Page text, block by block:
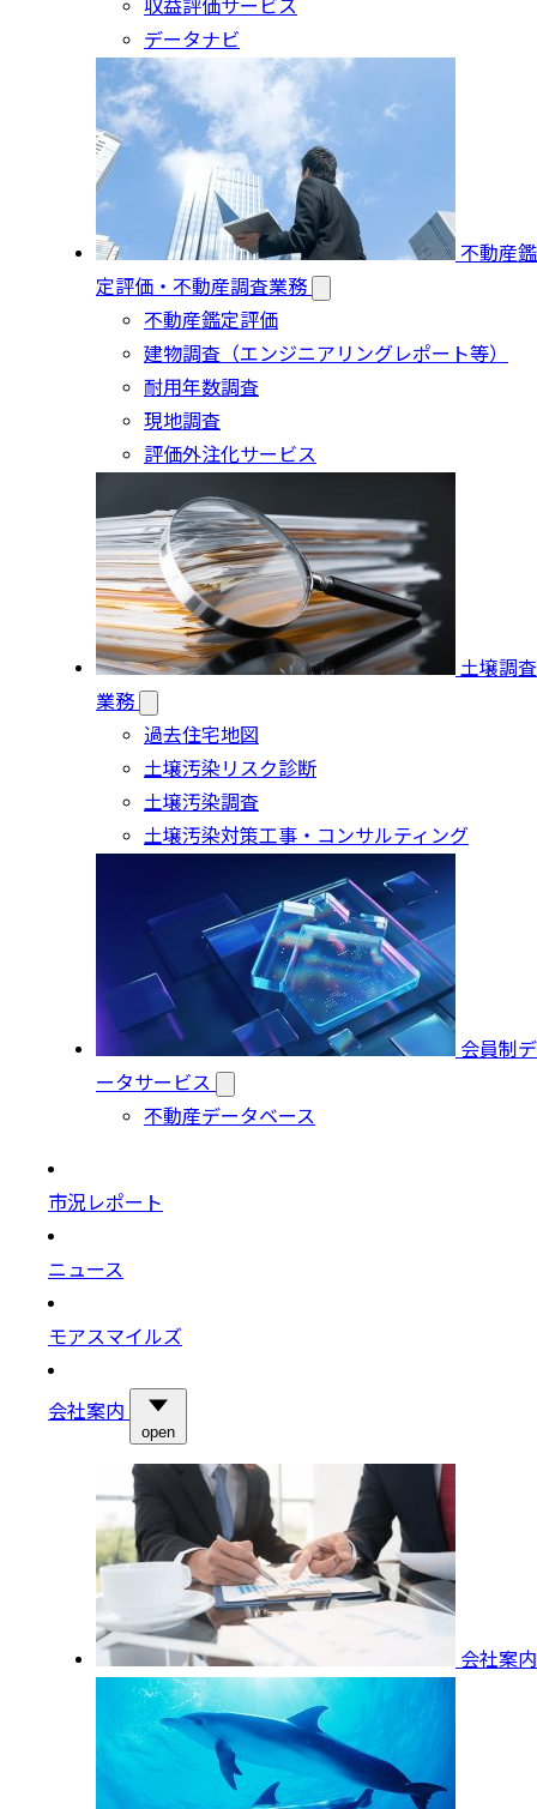
収益評価サービス
データナビ
不動産鑑
定評価・不動産調査業務
不動産鑑定評価
建物調査（エンジニアリングレポート等）
耐用年数調査
現地調査
評価外注化サービス
土壌調査
業務
過去住宅地図
土壌汚染リスク診断
土壌汚染調査
土壌汚染対策工事・コンサルティング
会員制デ
ータサービス
不動産データベース
市況レポート
ニュース
モアスマイルズ
会社案内
open
会社案内